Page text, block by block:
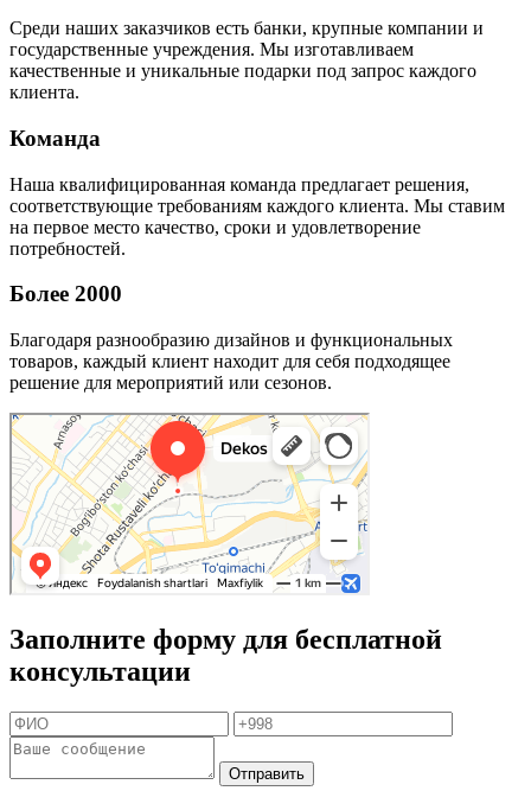
Среди наших заказчиков есть банки, крупные компании и
государственные учреждения. Мы изготавливаем
качественные и уникальные подарки под запрос каждого
клиента.
Команда
Наша квалифицированная команда предлагает решения,
соответствующие требованиям каждого клиента. Мы ставим
на первое место качество, сроки и удовлетворение
потребностей.
Более 2000
Благодаря разнообразию дизайнов и функциональных
товаров, каждый клиент находит для себя подходящее
решение для мероприятий или сезонов.
Заполните форму для бесплатной
консультации
Отправить